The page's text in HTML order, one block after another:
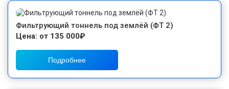
Фильтрующий тоннель под землёй (ФТ 2)
Цена: от 135 000₽
Подробнее